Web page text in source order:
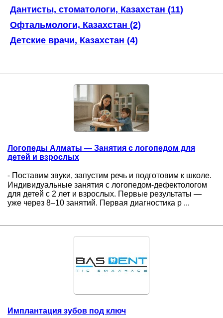
Дантисты, стоматологи, Казахстан (11)
Офтальмологи, Казахстан (2)
Детские врачи, Казахстан (4)
Логопеды Алматы — Занятия с логопедом для
детей и взрослых
⁃ Поставим звуки, запустим речь и подготовим к школе.
Индивидуальные занятия с логопедом-дефектологом
для детей с 2 лет и взрослых. Первые результаты —
уже через 8–10 занятий. Первая диагностика р ...
Имплантация зубов под ключ